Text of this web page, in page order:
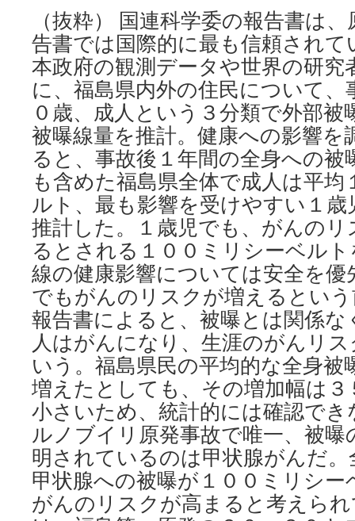
for
Asian
Studies,
University
of
Colorado
Boulder
（抜粋） 国連科学委の報告書は
告書では国際的に最も信頼されて
本政府の観測データや世界の研
に、福島県内外の住民について、
０歳、成人という３分類で外部
被曝線量を推計。健康への影響を
ると、事故後１年間の全身への被
も含めた福島県全体で成人は平
ルト、最も影響を受けやすい１
推計した。１歳児でも、がんの
るとされる１００ミリシーベル
線の健康影響については安全を
でもがんのリスクが増えるとい
報告書によると、被曝とは関係な
人はがんになり、生涯のがんリ
いう。福島県民の平均的な全身
増えたとしても、その増加幅は
小さいため、統計的には確認で
ルノブイリ原発事故で唯一、被曝
明されているのは甲状腺がんだ
甲状腺への被曝が１００ミリシ
がんのリスクが高まると考えら